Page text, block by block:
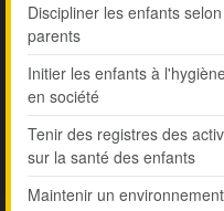
Discipliner les enfants
parents
Initier les enfants à
en société
Tenir des registres des
sur la santé des enfants
Maintenir un